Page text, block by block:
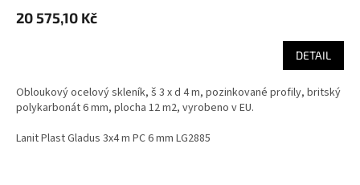
20 575,10 Kč
DETAIL
Obloukový ocelový skleník, š 3 x d 4 m, pozinkované profily, britský
polykarbonát 6 mm, plocha 12 m2, vyrobeno v EU.
Lanit Plast Gladus 3x4 m PC 6 mm LG2885